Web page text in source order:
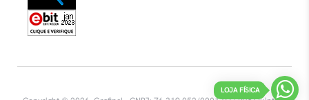
LOJA FÍSICA